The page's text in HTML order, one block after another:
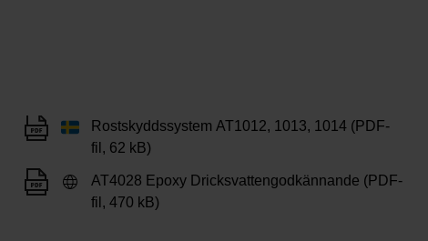
Rostskyddssystem AT1012, 1013, 1014 (PDF-
fil, 62 kB)
AT4028 Epoxy Dricksvattengodkännande (PDF-
fil, 470 kB)